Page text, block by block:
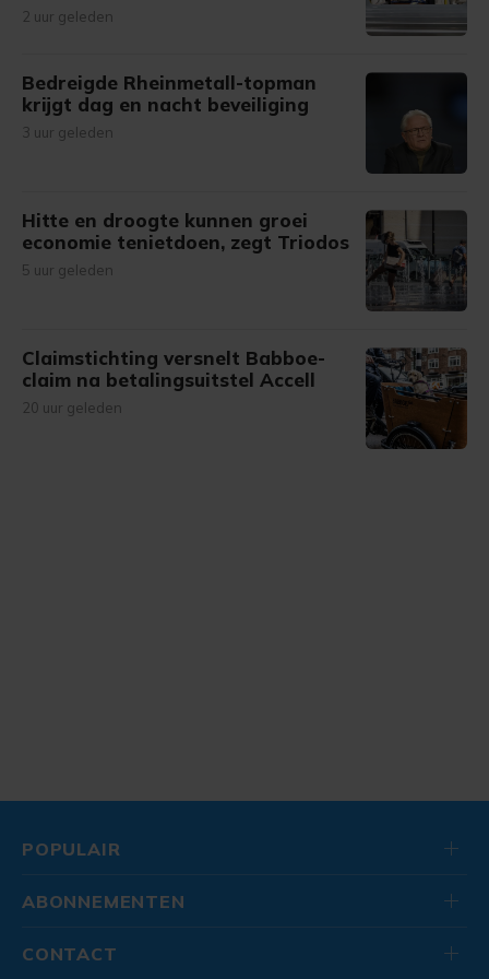
2 uur geleden
Bedreigde Rheinmetall-topman
krijgt dag en nacht beveiliging
3 uur geleden
Hitte en droogte kunnen groei
economie tenietdoen, zegt Triodos
5 uur geleden
Claimstichting versnelt Babboe-
claim na betalingsuitstel Accell
20 uur geleden
POPULAIR
ABONNEMENTEN
CONTACT